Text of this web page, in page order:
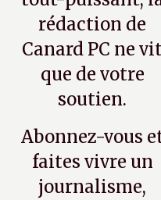
rédaction de
Canard PC ne
que de votre
soutien.
Abonnez-vous
faites vivre un
journalisme,